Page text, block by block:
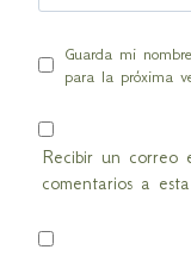
Guarda mi
para la próxima
Recibir un correo
comentarios a